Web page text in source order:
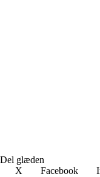
Del glæden
X
Facebook